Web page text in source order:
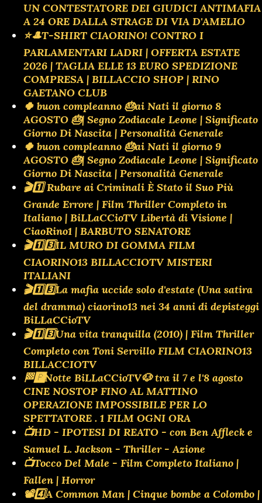
UN CONTESTATORE DEI GIUDICI ANTIMAFIA
A 24 ORE DALLA STRAGE DI VIA D'AMELIO
⭐🎩T-SHIRT CIAORINO! CONTRO I
PARLAMENTARI LADRI | OFFERTA ESTATE
2026 | TAGLIA ELLE 13 EURO SPEDIZIONE
COMPRESA | BILLACCIO SHOP | RINO
GAETANO CLUB
🍀 buon compleanno 🎂ai Nati il giorno 8
AGOSTO 🎂| Segno Zodiacale Leone | Significato
Giorno Di Nascita | Personalità Generale
🍀 buon compleanno 🎂ai Nati il giorno 9
AGOSTO 🎂| Segno Zodiacale Leone | Significato
Giorno Di Nascita | Personalità Generale
🎬1️⃣ Rubare ai Criminali È Stato il Suo Più
Grande Errore | Film Thriller Completo in
Italiano | BiLLaCCioTV Libertà di Visione |
CiaoRino1 | BARBUTO SENATORE
🎬1️⃣3️⃣IL MURO DI GOMMA FILM
CIAORINO13 BILLACCIOTV MISTERI
ITALIANI
🎬1️⃣3️⃣La mafia uccide solo d'estate (Una satira
del dramma) ciaorino13 nei 34 anni di depisteggi
BiLLaCCioTV
🎬1️⃣3️⃣Una vita tranquilla (2010) | Film Thriller
Completo con Toni Servillo FILM CIAORINO13
BILLACCIOTV
🏁🅿️Notte BiLLaCCioTV🐶 tra il 7 e l'8 agosto
CINE NOSTOP FINO AL MATTINO
OPERAZIONE IMPOSSIBILE PER LO
SPETTATORE . 1 FILM OGNI ORA
📺HD - IPOTESI DI REATO - con Ben Affleck e
Samuel L. Jackson - Thriller - Azione
📺Tocco Del Male - Film Completo Italiano |
Fallen | Horror
📽️4️⃣A Common Man | Cinque bombe a Colombo |